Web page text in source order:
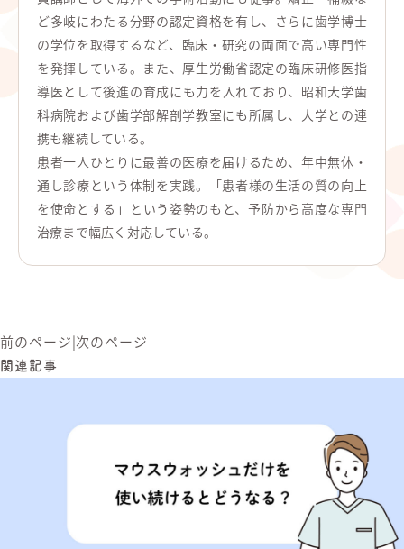
ど多岐にわたる分野の認定資格を有し、さらに歯学博士
の学位を取得するなど、臨床・研究の両面で高い専門性
を発揮している。また、厚生労働省認定の臨床研修医指
導医として後進の育成にも力を入れており、昭和大学歯
科病院および歯学部解剖学教室にも所属し、大学との連
携も継続している。
患者一人ひとりに最善の医療を届けるため、年中無休・
通し診療という体制を実践。「患者様の生活の質の向上
を使命とする」という姿勢のもと、予防から高度な専門
治療まで幅広く対応している。
前のページ|次のページ
関連記事